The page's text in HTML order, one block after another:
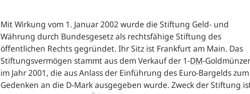
Mit Wirkung vom 1. Januar 2002 wurde die Stiftung Geld- und
Währung durch Bundesgesetz als rechtsfähige Stiftung des
öffentlichen Rechts gegründet. Ihr Sitz ist Frankfurt am Main. Das
Stiftungsvermögen stammt aus dem Verkauf der 1-DM-
im Jahr 2001, die aus Anlass der Einführung des Euro-Bargelds zum
Gedenken an die D-Mark ausgegeben wurde. Zweck der Stiftung